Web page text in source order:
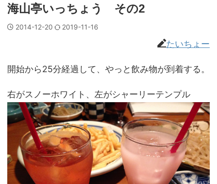
海山亭いっちょう その2
2014-12-20 2019-11-16
たいちょー
開始から25分経過して、やっと飲み物が到着する。
右がスノーホワイト、左がシャーリーテンプル